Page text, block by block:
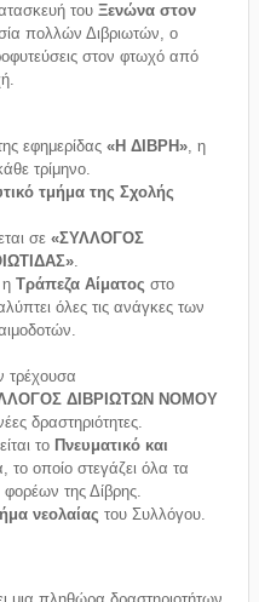
του Ξενώνα στον
πολλών Διβριωτών, ο
στον φτωχό από
εφημερίδας «Η ΔΙΒΡΗ», η
τρίμηνο.
τμήμα της Σχολής
σε «ΣΥΛΛΟΓΟΣ
.
η Τράπεζα Αίματος στο
όλες τις ανάγκες των
τρέχουσα
ΔΙΒΡΙΩΤΩΝ ΝΟΜΟΥ
δραστηριότητες.
το Πνευματικό και
το οποίο στεγάζει όλα τα
της Δίβρης.
νεολαίας του Συλλόγου.
μια πληθώρα δραστηριοτήτων